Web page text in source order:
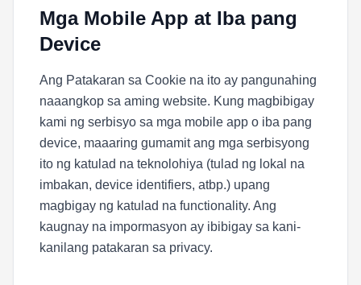
Mga Mobile App at Iba pang
Device
Ang Patakaran sa Cookie na ito ay pangunahing
naaangkop sa aming website. Kung magbibigay
kami ng serbisyo sa mga mobile app o iba pang
device, maaaring gumamit ang mga serbisyong
ito ng katulad na teknolohiya (tulad ng lokal na
imbakan, device identifiers, atbp.) upang
magbigay ng katulad na functionality. Ang
kaugnay na impormasyon ay ibibigay sa kani-
kanilang patakaran sa privacy.